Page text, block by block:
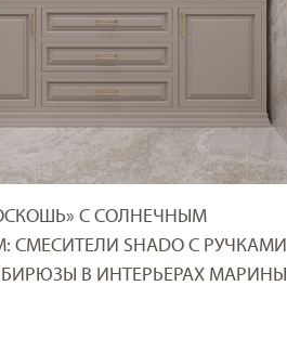
С СОЛНЕЧНЫМ
СМЕСИТЕЛИ SHADO С РУЧКАМИ
В ИНТЕРЬЕРАХ МАРИНЫ